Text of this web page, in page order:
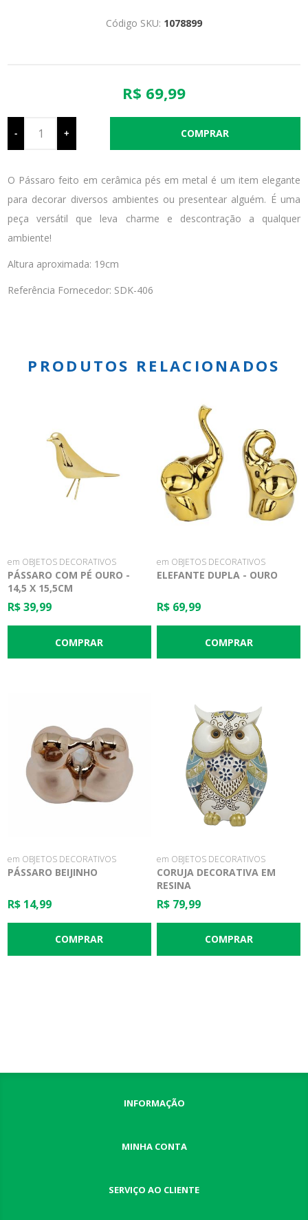
Código SKU: 1078899
R$ 69,99
- +
O Pássaro feito em cerâmica pés em metal é um item elegante
para decorar diversos ambientes ou presentear alguém. É uma
peça versátil que leva charme e descontração a qualquer
ambiente!
Altura aproximada: 19cm
Referência Fornecedor: SDK-406
PRODUTOS RELACIONADOS
em OBJETOS DECORATIVOS
PÁSSARO COM PÉ OURO -
14,5 X 15,5CM
R$ 39,99
em OBJETOS DECORATIVOS
ELEFANTE DUPLA - OURO
R$ 69,99
em OBJETOS DECORATIVOS
PÁSSARO BEIJINHO
R$ 14,99
em OBJETOS DECORATIVOS
CORUJA DECORATIVA EM
RESINA
R$ 79,99
INFORMAÇÃO
MINHA CONTA
SERVIÇO AO CLIENTE